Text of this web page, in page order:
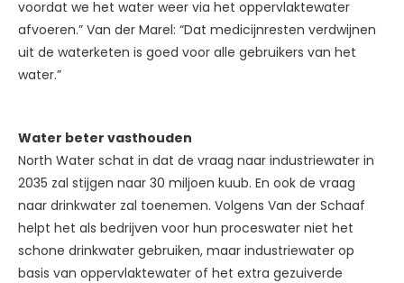
voordat we het water weer via het oppervlaktewater
afvoeren.” Van der Marel: “Dat medicijnresten verdwijnen
uit de waterketen is goed voor alle gebruikers van het
water.”
Water beter vasthouden
North Water schat in dat de vraag naar industriewater in
2035 zal stijgen naar 30 miljoen kuub. En ook de vraag
naar drinkwater zal toenemen. Volgens Van der Schaaf
helpt het als bedrijven voor hun proceswater niet het
schone drinkwater gebruiken, maar industriewater op
basis van oppervlaktewater of het extra gezuiverde